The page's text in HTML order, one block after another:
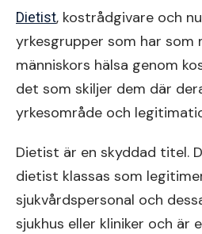
Dietist, kostrådgivare och
yrkesgrupper som har
människors hälsa genom
det som skiljer dem där
yrkesområde och
Dietist är en skyddad titel.
dietist klassas som
sjukvårdspersonal och
sjukhus eller kliniker och är